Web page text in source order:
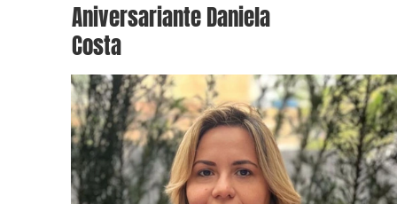
Aniversariante Daniela
Costa